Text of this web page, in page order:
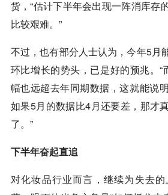
货，“估计下半年会出现一阵消库存
比较艰难。”
不过，也有部分人士认为，今年5月
环比增长的势头，已是好的预兆。
幅也远超去年同期数据，这就能说
如果5月的数据比4月还要差，那才
了。”
下半年奋起直追
对化妆品行业而言，继续为失去